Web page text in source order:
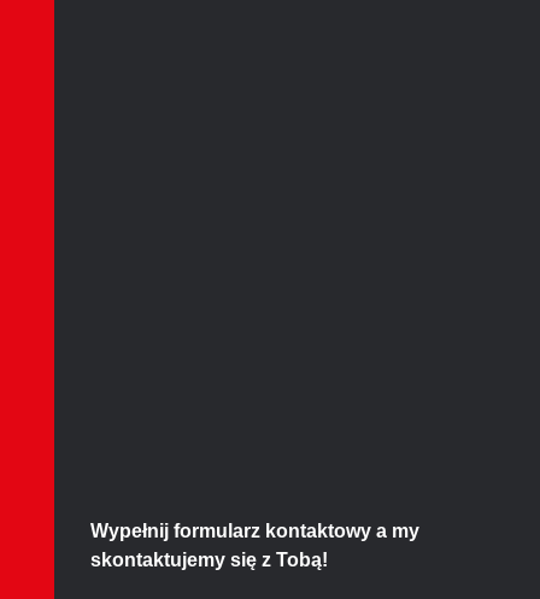
Wypełnij formularz kontaktowy a my
skontaktujemy się z Tobą!